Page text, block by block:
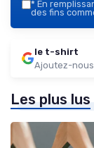
* En
des fins
le t-shirt
Ajoutez-
Les plus lus